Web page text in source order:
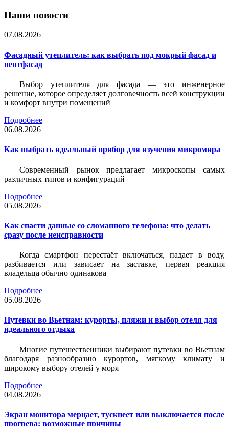
Наши новости
07.08.2026
Фасадный утеплитель: как выбрать под мокрый фасад и
вентфасад
Выбор утеплителя для фасада — это инженерное
решение, которое определяет долговечность всей конструкции
и комфорт внутри помещений
Подробнее
06.08.2026
Как выбрать идеальный прибор для изучения микромира
Современный рынок предлагает микроскопы самых
различных типов и конфигураций
Подробнее
05.08.2026
Как спасти данные со сломанного телефона: что делать
сразу после неисправности
Когда смартфон перестаёт включаться, падает в воду,
разбивается или зависает на заставке, первая реакция
владельца обычно одинакова
Подробнее
05.08.2026
Путевки во Вьетнам: курорты, пляжи и выбор отеля для
идеального отдыха
Многие путешественники выбирают путевки во Вьетнам
благодаря разнообразию курортов, мягкому климату и
широкому выбору отелей у моря
Подробнее
04.08.2026
Экран монитора мерцает, тускнеет или выключается после
прогрева: возможные причины